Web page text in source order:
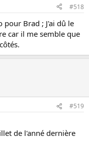
#518
pour Brad ; J'ai dû le
car il me semble que
#519
de l'anné dernière